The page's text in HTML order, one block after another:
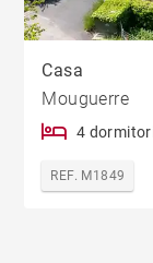
Casa
Mouguerre
4
REF. M1849